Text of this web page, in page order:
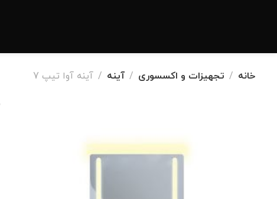
خانه تجهیزات و اکسسوری آینه آینه آوا تیپ 7